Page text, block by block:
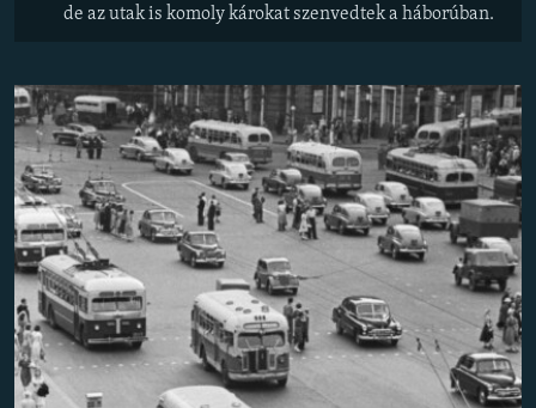
de az utak is komoly károkat szenvedtek a háborúban.